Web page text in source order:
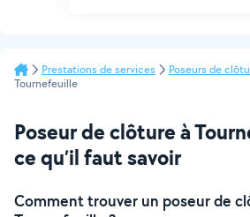
Prestations de services Poseurs de
Tournefeuille
Poseur de clôture à
ce qu’il faut savoir
Comment trouver un poseur de